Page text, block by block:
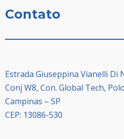
Contato
Estrada Giuseppina Vianelli Di
Conj W8, Con. Global Tech,
Campinas – SP
CEP: 13086-530